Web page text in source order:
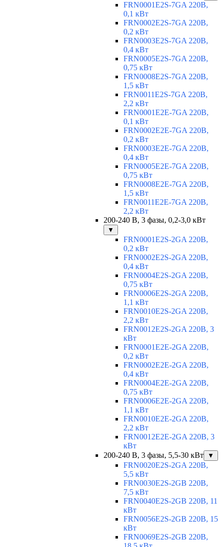
FRN0001E2S-7GA 220В,
0,1 кВт
FRN0002E2S-7GA 220В,
0,2 кВт
FRN0003E2S-7GA 220В,
0,4 кВт
FRN0005E2S-7GA 220В,
0,75 кВт
FRN0008E2S-7GA 220В,
1,5 кВт
FRN0011E2S-7GA 220В,
2,2 кВт
FRN0001E2E-7GA 220В,
0,1 кВт
FRN0002E2E-7GA 220В,
0,2 кВт
FRN0003E2E-7GA 220В,
0,4 кВт
FRN0005E2E-7GA 220В,
0,75 кВт
FRN0008E2E-7GA 220В,
1,5 кВт
FRN0011E2E-7GA 220В,
2,2 кВт
200-240 В, 3 фазы, 0,2-3,0 кВт
▼
FRN0001E2S-2GA 220В,
0,2 кВт
FRN0002E2S-2GA 220В,
0,4 кВт
FRN0004E2S-2GA 220В,
0,75 кВт
FRN0006E2S-2GA 220В,
1,1 кВт
FRN0010E2S-2GA 220В,
2,2 кВт
FRN0012E2S-2GA 220В, 3
кВт
FRN0001E2E-2GA 220В,
0,2 кВт
FRN0002E2E-2GA 220В,
0,4 кВт
FRN0004E2E-2GA 220В,
0,75 кВт
FRN0006E2E-2GA 220В,
1,1 кВт
FRN0010E2E-2GA 220В,
2,2 кВт
FRN0012E2E-2GA 220В, 3
кВт
200-240 В, 3 фазы, 5,5-30 кВт
▼
FRN0020E2S-2GA 220В,
5,5 кВт
FRN0030E2S-2GB 220В,
7,5 кВт
FRN0040E2S-2GB 220В, 11
кВт
FRN0056E2S-2GB 220В, 15
кВт
FRN0069E2S-2GB 220В,